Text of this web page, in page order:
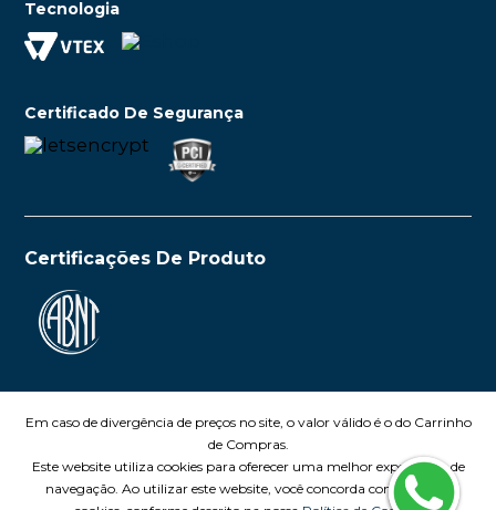
Tecnologia
Certificado De Segurança
Certificações De Produto
Em caso de divergência de preços no site, o valor válido é o do Carrinho
de Compras.
Este website utiliza cookies para oferecer uma melhor experiência de
navegação. Ao utilizar este website, você concorda com o uso de